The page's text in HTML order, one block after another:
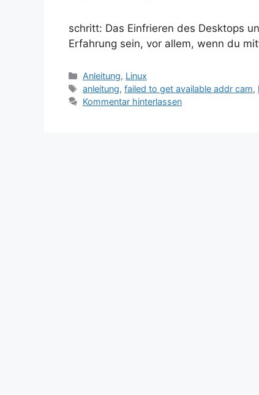
schritt: Das Einfrieren des Desktops
Erfahrung sein, vor allem, wenn du
Kategorien
Anleitung, Linux
Schlagwörter
anleitung,failed to get available addr cam,
Kommentar hinterlassen